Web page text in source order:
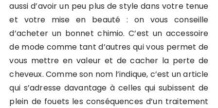
aussi d’avoir un peu plus de style dans votre tenue
et votre mise en beauté : on vous conseille
d’acheter un bonnet chimio. C’est un accessoire
de mode comme tant d’autres qui vous permet de
vous mettre en valeur et de cacher la perte de
cheveux. Comme son nom l’indique, c’est un article
qui s’adresse davantage à celles qui subissent de
plein de fouets les conséquences d’un traitement